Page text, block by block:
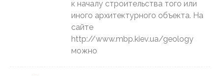
к началу строительства того или
иного архитектурного объекта. На
сайте
http://www.mbp.kiev.ua/geology
можно